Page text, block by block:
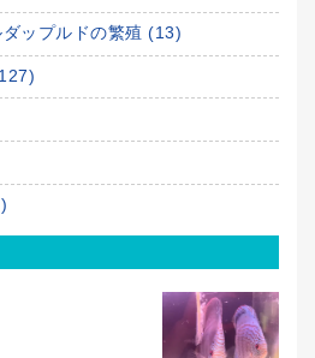
ップルドの繁殖 (13)